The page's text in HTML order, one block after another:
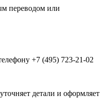
переводом или
+7 (495) 723-21-02
детали и оформляет